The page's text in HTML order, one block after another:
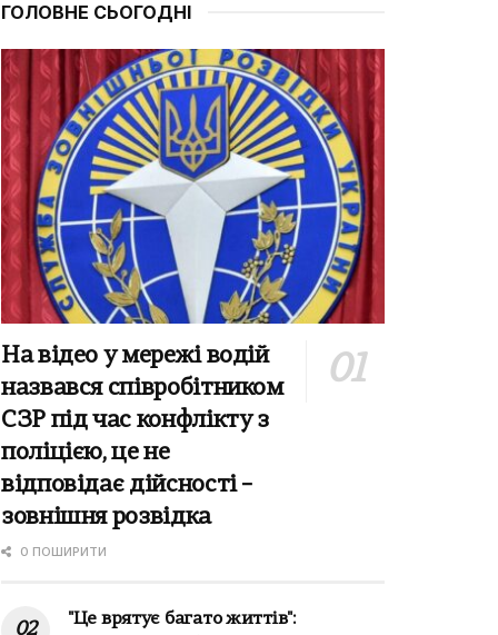
ГОЛОВНЕ СЬОГОДНІ
На відео у мережі водій
назвався співробітником
СЗР під час конфлікту з
поліцією, це не
відповідає дійсності –
зовнішня розвідка
0 ПОШИРИТИ
"Це врятує багато життів":